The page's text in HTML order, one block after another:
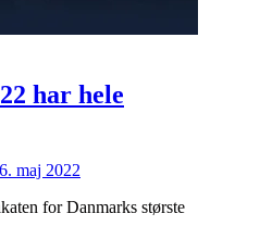
har hele
maj 2022
for Danmarks største